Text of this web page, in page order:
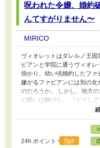
呪われた令嬢、婚
んてすがりません〜
MIRICO
ヴィオレットはダレルノ王
ビアンと学院に通うヴィオ
掛かり、幼い頃婚約したファ
嫌がるファビアンには別の
のだろうか。 しかし、地方
の呪いは解けた。 『どうし
をしなきゃいけないのよ！
を一緒に探してくれる。 け
て。 犯人は何者なのか？ ヴ
てしまうのか！？ 小説家に
24h.ポイント 0pt